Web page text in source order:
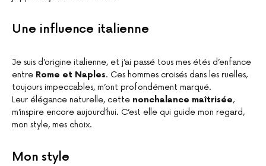
Une influence italienne
Je suis d’origine italienne, et j’ai passé tous mes étés d’enfance
entre Rome et Naples. Ces hommes croisés dans les ruelles,
toujours impeccables, m’ont profondément marqué.
Leur élégance naturelle, cette nonchalance maîtrisée,
m’inspire encore aujourd’hui. C’est elle qui guide mon regard,
mon style, mes choix.
Mon style